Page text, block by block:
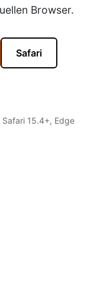
Browser.
Safari
15.4+, Edge